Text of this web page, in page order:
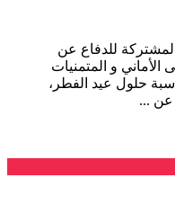
للدفاع عن
الأماني و المتمنيات
حلول عيد الفطر،
عن ...